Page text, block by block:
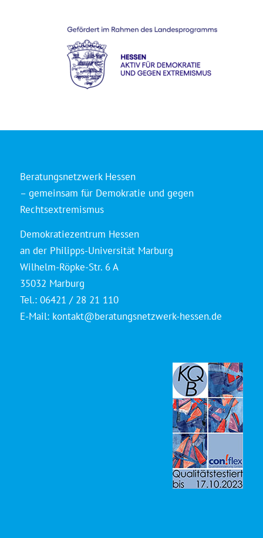
Beratungsnetzwerk Hessen
– gemeinsam für Demokratie und gegen
Rechtsextremismus
Demokratiezentrum Hessen
an der Philipps-Universität Marburg
Wilhelm-Röpke-Str. 6 A
35032 Marburg
Tel.: 06421 / 28 21 110
E-Mail: kontakt@beratungsnetzwerk-hessen.de